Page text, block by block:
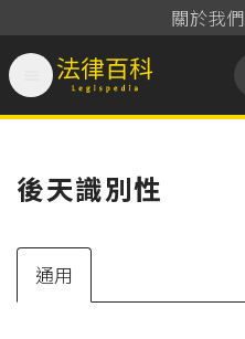
關於我們
法律百科 Legispedia
後天識別性
通用